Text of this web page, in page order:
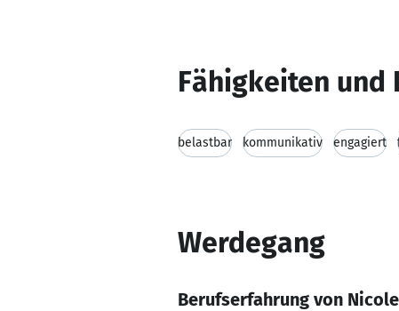
Fähigkeiten und
belastbar kommunikativ engagiert
Werdegang
Berufserfahrung von